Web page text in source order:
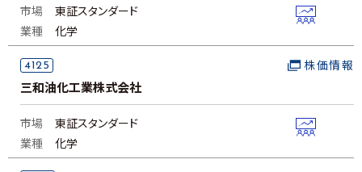
市場
東証スタンダード
業種
化学
4125
三和油化工業株式会社
株価情報
市場
東証スタンダード
業種
化学